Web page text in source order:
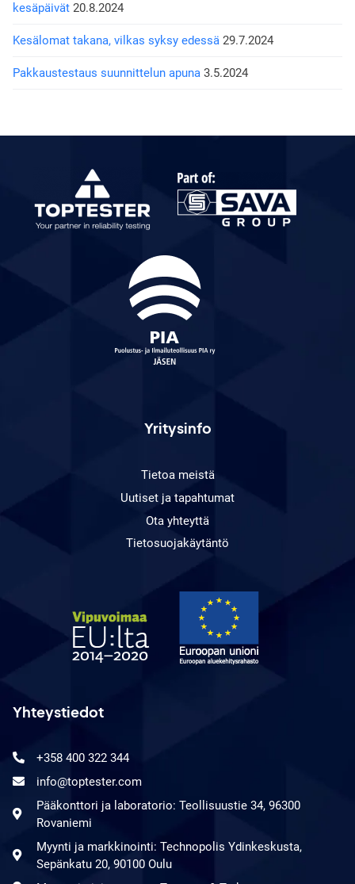
kesäpäivät 20.8.2024
Kesälomat takana, vilkas syksy edessä 29.7.2024
Pakkaustestaus suunnittelun apuna 3.5.2024
Yritysinfo
Tietoa meistä
Uutiset ja tapahtumat
Ota yhteyttä
Tietosuojakäytäntö
Yhteystiedot
+358 400 322 344
info@toptester.com
Pääkonttori ja laboratorio: Teollisuustie 34, 96300
Rovaniemi
Myynti ja markkinointi: Technopolis Ydinkeskusta,
Sepänkatu 20, 90100 Oulu